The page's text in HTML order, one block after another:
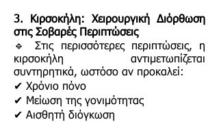
3. Κιρσοκήλη: Χειρουργική Διόρθωση
στις Σοβαρές Περιπτώσεις
🔹 Στις περισσότερες περιπτώσεις, η
κιρσοκήλη αντιμετωπίζεται
συντηρητικά, ωστόσο αν προκαλεί:
✔ Χρόνιο πόνο
✔ Μείωση της γονιμότητας
✔ Αισθητή διόγκωση